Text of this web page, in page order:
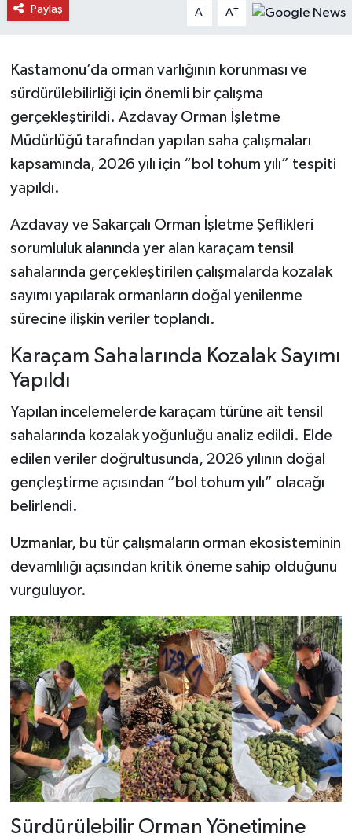
Paylaş A- A+
Kastamonu’da orman varlığının korunması ve
sürdürülebilirliği için önemli bir çalışma
gerçekleştirildi. Azdavay Orman İşletme
Müdürlüğü tarafından yapılan saha çalışmaları
kapsamında, 2026 yılı için “bol tohum yılı” tespiti
yapıldı.
Azdavay ve Sakarçalı Orman İşletme Şeflikleri
sorumluluk alanında yer alan karaçam tensil
sahalarında gerçekleştirilen çalışmalarda kozalak
sayımı yapılarak ormanların doğal yenilenme
sürecine ilişkin veriler toplandı.
Karaçam Sahalarında Kozalak Sayımı
Yapıldı
Yapılan incelemelerde karaçam türüne ait tensil
sahalarında kozalak yoğunluğu analiz edildi. Elde
edilen veriler doğrultusunda, 2026 yılının doğal
gençleştirme açısından “bol tohum yılı” olacağı
belirlendi.
Uzmanlar, bu tür çalışmaların orman ekosisteminin
devamlılığı açısından kritik öneme sahip olduğunu
vurguluyor.
Sürdürülebilir Orman Yönetimine
İnebolu Haberleri
Merkez Haberleri
Pınarbaşı Haberleri
Şenpazar Haberleri
Taşköprü Haberleri
Tosya Haberleri
Karadeniz Haberleri
Ulusal Haberler
Teknoloji Haberleri
Dünya Haberleri
Haber Arşivi